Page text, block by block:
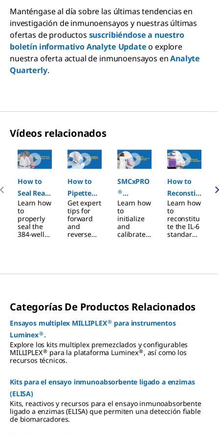
Manténgase al día sobre las últimas tendencias en
investigación de inmunoensayos y nuestras últimas
ofertas de productos suscribiéndose a nuestro
boletín informativo Analyte Updateo explore
nuestra oferta actual de inmunoensayos enAnalyte
Quarterly.
Vídeos relacionados
How to
Seal Read
Plates for
SMC
Assays
Learn how
to
properly
seal the
384-well
st™ or
in four
easy
steps.
How to
Pipette
for
Successful
Assays
Get expert
tips for
forward
and
reverse
SMC®
SMCxPRO
®
Instrume
nt Set-up
and
Calibratio
Learn how
to
initialize
and
calibrate
t.
How to
Reconstit
ute the IL-
6
Standard
Learn how
to
reconstitu
te the IL-6
standard
Categorías De Productos Relacionados
Ensayos multiplex MILLIPLEX® para instrumentos
Luminex®.
Explore los kits multiplex premezclados y configurables
MILLIPLEX® para la plataforma Luminex®, así como los
recursos técnicos.
Kits para el ensayo inmunoabsorbente ligado a enzimas
(ELISA)
Kits, reactivos y recursos para el ensayo inmunoabsorbente
ligado a enzimas (ELISA) que permiten una detección fiable
de biomarcadores.